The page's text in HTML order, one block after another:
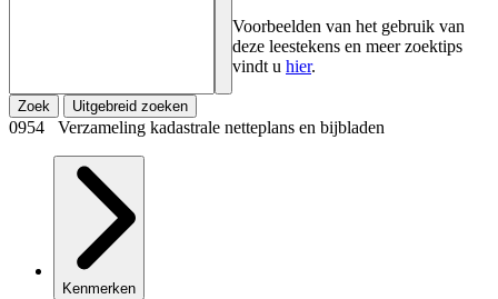
Voorbeelden van het gebruik van
deze leestekens en meer zoektips
vindt u hier.
Zoek Uitgebreid zoeken
0954 Verzameling kadastrale netteplans en bijbladen
Kenmerken